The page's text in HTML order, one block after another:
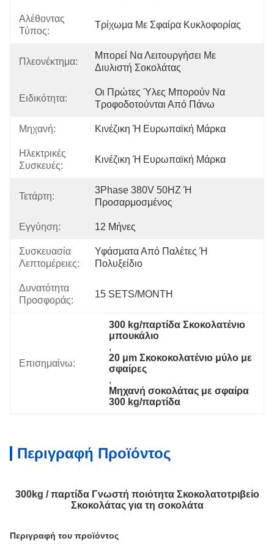
Αλέθοντας
Τύπος:
Τρίχωμα Με Σφαίρα Κυκλοφορίας
Πλεονέκτημα:
Μπορεί Να Λειτουργήσει Με
Διυλιστή Σοκολάτας
Ειδικότητα:
Οι Πρώτες Ύλες Μπορούν Να
Τροφοδοτούνται Από Πάνω
Μηχανή: Κινέζικη Ή Ευρωπαϊκή Μάρκα
Ηλεκτρικές
Συσκευές:
Κινέζικη Ή Ευρωπαϊκή Μάρκα
Τετάρτη:
3Phase 380V 50HZ Ή
Προσαρμοσμένος
Εγγύηση: 12 Μήνες
Συσκευασία
Λεπτομέρειες:
Υφάσματα Από Παλέτες Ή
Πολυξείδιο
Δυνατότητα
Προσφοράς:
15 SETS/MONTH
Επισημαίνω:
300 kg/παρτίδα Σκοκολατένιο
μπουκάλιο
,
20 μm Σκοκοκολατένιο μύλο με
σφαίρες
,
Μηχανή σοκολάτας με σφαίρα
300 kg/παρτίδα
Περιγραφή Προϊόντος
300kg / παρτίδα Γνωστή ποιότητα Σκοκολατοτριβείο
Σκοκολάτας για τη σοκολάτα
Περιγραφή του προϊόντος